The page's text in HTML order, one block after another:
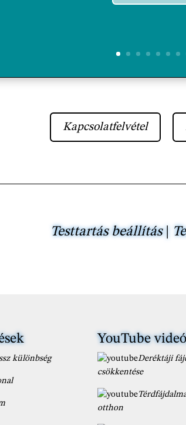
Kapcsolatfelvétel
Testtartás beállítás|
különbség
YouTube
Deréktáji
csökkentése
otthon